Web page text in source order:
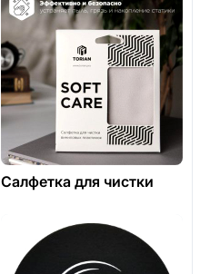
Салфетка для чистки